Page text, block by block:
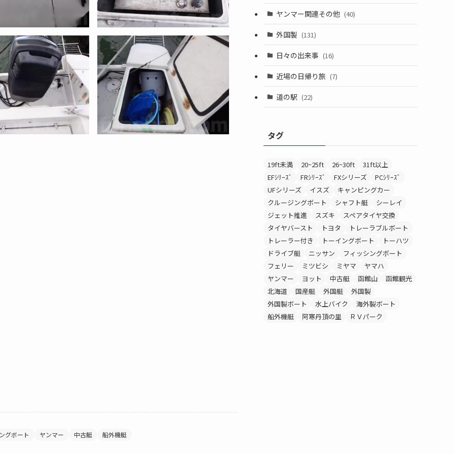
グボート ヤンマー 中古艇 船外機艇
ヤンマー関連その他 (40)
外国製 (131)
日々の出来事 (16)
近場の日帰り旅 (7)
道の駅 (22)
タグ
19ft未満 20~25ft 26~30ft
31ft以上
EFｼﾘｰｽﾞ
FRｼﾘｰｽﾞ FXシリーズ
PCｼﾘｰｽﾞ
UFシリーズ
イスズ
キャンピングカー
クルージングボート
シャフト艇
シーレイ
ジェット推進
スズキ
スペアタイヤ交換
タイヤバースト
トヨタ
トレーラブルボート
トレーラー付き
トーイングボート
トーハツ
ドライブ艇
ニッサン
フィッシングボート
フェリー
ミツビシ ミヤマ
ヤマハ
ヤンマー
ヨット 中古艇 函館山
函館観光
北海道
国産艇 外国艇
外国製
外国製ボート
水上バイク
海外製ボート
船外機艇
阿寒丹頂の里 ＲＶパーク